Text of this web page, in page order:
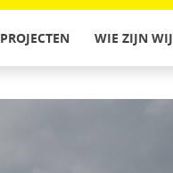
PROJECTEN WIE ZIJN WIJ